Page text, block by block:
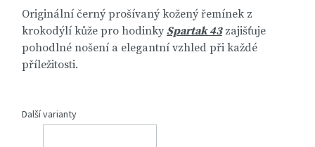
Originální černý prošívaný kožený řemínek z
krokodýlí kůže pro hodinky Spartak 43zajišťuje
pohodlné nošení a elegantní vzhled při každé
příležitosti.
Další varianty